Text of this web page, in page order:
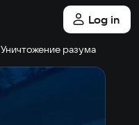
Log in
Уничтожение разума